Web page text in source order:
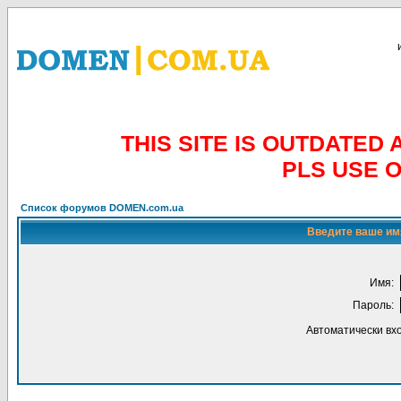
THIS SITE IS OUTDATED
PLS USE
Список форумов DOMEN.com.ua
Введите ваше
Имя:
Пароль:
Автоматически